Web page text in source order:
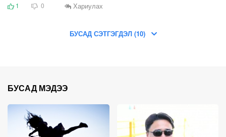
1 0 Хариулах
БУСАД СЭТГЭГДЭЛ (10)
БУСАД МЭДЭЭ